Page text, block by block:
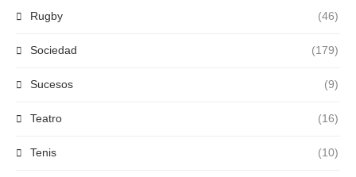
Rugby (46)
Sociedad (179)
Sucesos (9)
Teatro (16)
Tenis (10)